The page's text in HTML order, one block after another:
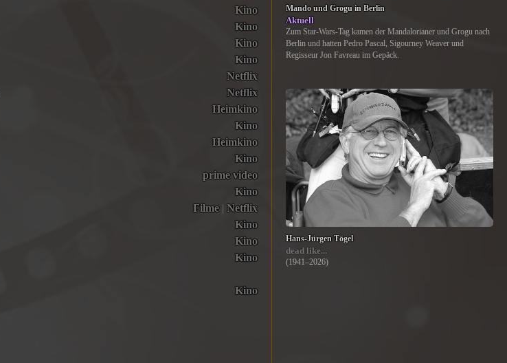
Kino
Kino
Kino
Kino
Netflix
Netflix
Heimkino
Kino
Heimkino
Kino
prime video
Kino
Filme| Netflix
Kino
Kino
Kino
Kino
Mando und Grogu in Berlin
Aktuell
Zum Star-Wars-Tag kamen der Mandalorianer und Grogu nach
Berlin und hatten Pedro Pascal, Sigourney Weaver und
Regisseur Jon Favreau im Gepäck.
Hans-Jürgen Tögel
dead like...
(1941–2026)